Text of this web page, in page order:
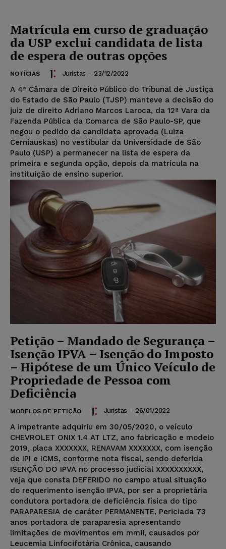
Matrícula em curso de graduação
da USP exclui candidata de lista
de espera de outras opções
NOTÍCIAS Juristas - 23/12/2022
A 4ª Câmara de Direito Público do Tribunal de Justiça
do Estado de São Paulo (TJSP) manteve a decisão do
juiz de direito Adriano Marcos Laroca, da 12ª Vara da
Fazenda Pública da Comarca de São Paulo-SP, que
negou o pedido da candidata aprovada (Luiza
Cerniauskas) no vestibular da Universidade de São
Paulo (USP) a permanecer na lista de espera da
primeira e segunda opção, depois da matrícula na
instituição de ensino superior.
Petição – Mandado de Segurança –
Isenção IPVA – Isenção do Imposto
– Hipótese de um Único Veículo de
Propriedade de Pessoa com
Deficiência
MODELOS DE PETIÇÃO Juristas - 26/01/2022
A impetrante adquiriu em 30/05/2020, o veículo
CHEVROLET ONIX 1.4 AT LTZ, ano fabricação e modelo
2019, placa XXXXXXX, RENAVAM XXXXXXX, com isenção
de IPI e ICMS, conforme nota fiscal, sendo deferida
ISENÇÃO DO IPVA no processo judicial XXXXXXXXXX,
veja que consta DEFERIDO no campo atual situação
do requerimento isenção IPVA, por ser a proprietária
condutora portadora de deficiência física do tipo
PARAPARESIA de caráter PERMANENTE, Periciada 73
anos portadora de paraparesia apresentando
limitações de movimentos em mmii, causados por
Leucemia Linfocifotária Crônica, causando